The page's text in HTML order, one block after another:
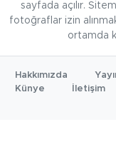
sayfada açılır.
fotoğraflar izin
ortamda
Hakkımızda
Künye
İletişim